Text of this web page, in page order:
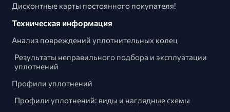
Дисконтные карты постоянного покупателя!
Техническая информация
Анализ повреждений уплотнительных колец
Результаты неправильного подбора и эксплуатации
уплотнений
Профили уплотнений
Профили уплотнений: виды и наглядные схемы